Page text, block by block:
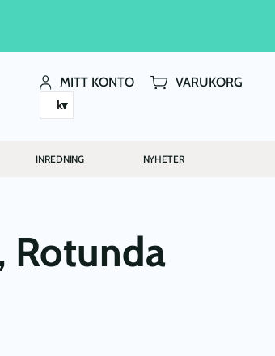
MITT KONTO
VARUKORG
kr
INREDNING NYHETER
Rotunda